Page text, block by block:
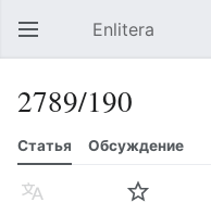
Открыть главное меню Enlitera
2789/190
Статья Обсуждение
Язык Следить